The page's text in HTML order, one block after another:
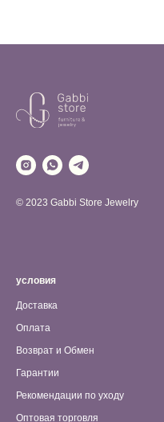
© 2023 Gabbi Store Jewelry
условия
Доставка
Оплата
Возврат и Обмен
Гарантии
Рекомендации по уходу
Оптовая торговля